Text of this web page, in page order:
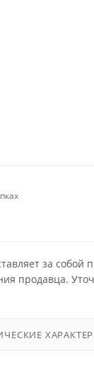
за собой
продавца.